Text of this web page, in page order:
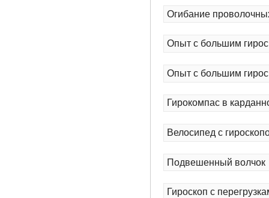
Огибание
Опыт с большим
Опыт с большим
Гирокомпас в
Велосипед с
Подвешенный волчок
Гироскоп с